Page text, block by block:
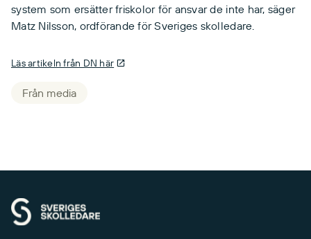
system som ersätter friskolor för ansvar de inte har, säger
Matz Nilsson, ordförande för Sveriges skolledare.
Läs artikeln från DN här
Från media